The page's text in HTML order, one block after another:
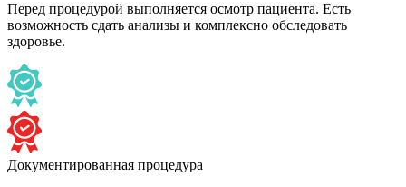
Перед процедурой выполняется осмотр пациента. Есть
возможность сдать анализы и комплексно обследовать
здоровье.
Документированная процедура